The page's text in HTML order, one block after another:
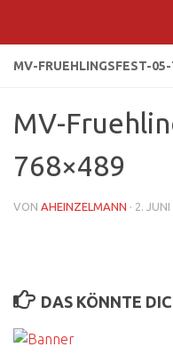
MV-FRUEHLINGSFEST-
MV-
768×489
VON AHEINZELMANN · 2.
DAS KÖNNTE